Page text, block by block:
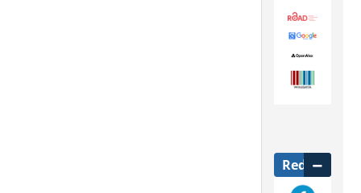
Redes